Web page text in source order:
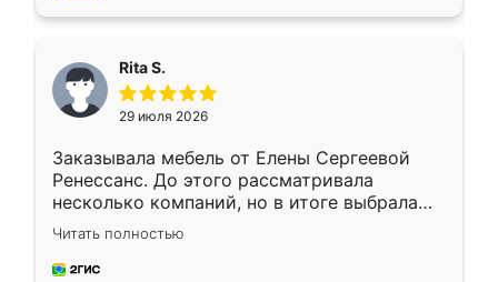
Rita S.
29 июля 2026
Заказывала мебель от Елены Сергеевой
Ренессанс. До этого рассматривала
несколько компаний, но в итоге выбрала
эту. Сначала обговорили условия, потом
приехал замерщик, всё спокойно объяснил
и снял размеры. Изготовили в срок, с
Читать полностью